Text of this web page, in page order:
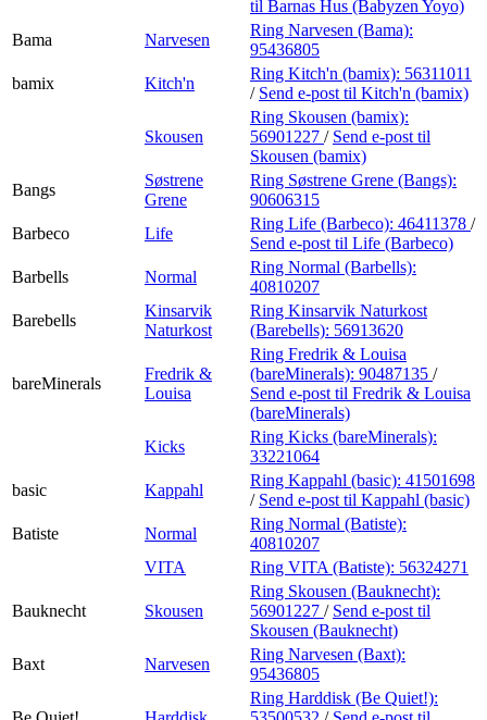
til Barnas Hus (Babyzen Yoyo)
Bama
Narvesen
Ring Narvesen (Bama):
95436805
bamix
Kitch'n
Ring Kitch'n (bamix): 56311011
/ Send e-post til Kitch'n (bamix)
Skousen
Ring Skousen (bamix):
56901227 / Send e-post til
Skousen (bamix)
Bangs
Søstrene
Grene
Ring Søstrene Grene (Bangs):
90606315
Barbeco
Life
Ring Life (Barbeco): 46411378 /
Send e-post til Life (Barbeco)
Barbells
Normal
Ring Normal (Barbells):
40810207
Barebells
Kinsarvik
Naturkost
Ring Kinsarvik Naturkost
(Barebells): 56913620
bareMinerals
Fredrik &
Louisa
Ring Fredrik & Louisa
(bareMinerals): 90487135 /
Send e-post til Fredrik & Louisa
(bareMinerals)
Kicks
Ring Kicks (bareMinerals):
33221064
basic
Kappahl
Ring Kappahl (basic): 41501698
/ Send e-post til Kappahl (basic)
Batiste
Normal
Ring Normal (Batiste):
40810207
VITA
Ring VITA (Batiste): 56324271
Bauknecht Skousen
Ring Skousen (Bauknecht):
56901227 / Send e-post til
Skousen (Bauknecht)
Baxt
Narvesen
Ring Narvesen (Baxt):
95436805
Ring Harddisk (Be Quiet!):